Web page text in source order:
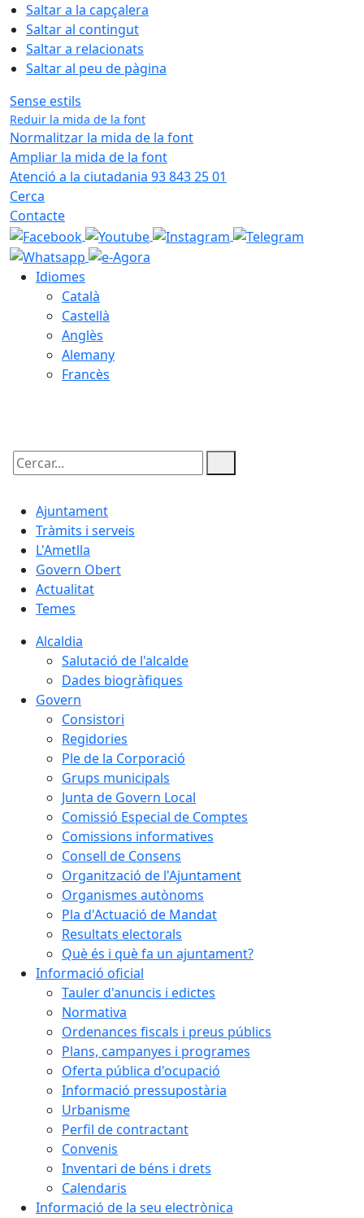
Saltar a la capçalera
Saltar al contingut
Saltar a relacionats
Saltar al peu de pàgina
Sense estils
Reduir la mida de la font
Normalitzar la mida de la font
Ampliar la mida de la font
Atenció a la ciutadania 93 843 25 01
Cerca
Contacte
Idiomes
Català
Castellà
Anglès
Alemany
Francès
Cercar:
Ajuntament
Tràmits i serveis
L'Ametlla
Govern Obert
Actualitat
Temes
Alcaldia
Salutació de l'alcalde
Dades biogràfiques
Govern
Consistori
Regidories
Ple de la Corporació
Grups municipals
Junta de Govern Local
Comissió Especial de Comptes
Comissions informatives
Consell de Consens
Organització de l'Ajuntament
Organismes autònoms
Pla d'Actuació de Mandat
Resultats electorals
Què és i què fa un ajuntament?
Informació oficial
Tauler d'anuncis i edictes
Normativa
Ordenances fiscals i preus públics
Plans, campanyes i programes
Oferta pública d'ocupació
Informació pressupostària
Urbanisme
Perfil de contractant
Convenis
Inventari de béns i drets
Calendaris
Informació de la seu electrònica